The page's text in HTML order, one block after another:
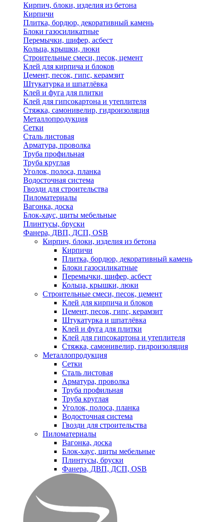
Кирпич, блоки, изделия из бетона
Кирпичи
Плитка, бордюр, декоративный камень
Блоки газосиликатные
Перемычки, шифер, асбест
Кольца, крышки, люки
Строительные смеси, песок, цемент
Клей для кирпича и блоков
Цемент, песок, гипс, керамзит
Штукатурка и шпатлёвка
Клей и фуга для плитки
Клей для гипсокартона и утеплителя
Стяжка, самонивелир, гидроизоляция
Металлопродукция
Сетки
Сталь листовая
Арматура, проволка
Труба профильная
Труба круглая
Уголок, полоса, планка
Водосточная система
Гвозди для строительства
Пиломатериалы
Вагонка, доска
Блок-хаус, щиты мебельные
Плинтусы, бруски
Фанера, ДВП, ДСП, OSB
Кирпич, блоки, изделия из бетона
Кирпичи
Плитка, бордюр, декоративный камень
Блоки газосиликатные
Перемычки, шифер, асбест
Кольца, крышки, люки
Строительные смеси, песок, цемент
Клей для кирпича и блоков
Цемент, песок, гипс, керамзит
Штукатурка и шпатлёвка
Клей и фуга для плитки
Клей для гипсокартона и утеплителя
Стяжка, самонивелир, гидроизоляция
Металлопродукция
Сетки
Сталь листовая
Арматура, проволка
Труба профильная
Труба круглая
Уголок, полоса, планка
Водосточная система
Гвозди для строительства
Пиломатериалы
Вагонка, доска
Блок-хаус, щиты мебельные
Плинтусы, бруски
Фанера, ДВП, ДСП, OSB